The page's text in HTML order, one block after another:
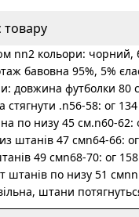
nn2 кольори: чорний,
бавовна 95%, 5%
довжина футболки 80
стягнути .n56-58: ог
по низу 45 см.n60-62:
штанів 47 смn64-66:
49 смn68-70: ог
штанів по низу 51
штани